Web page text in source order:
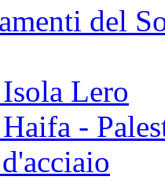
del
Lero
-